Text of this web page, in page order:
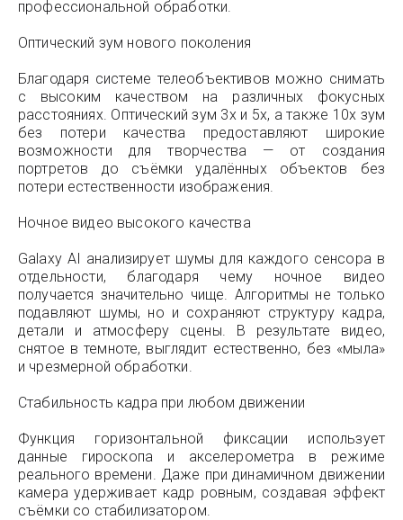
профессиональной обработки.
Оптический зум нового поколения
Благодаря системе телеобъективов можно снимать
с высоким качеством на различных фокусных
расстояниях. Оптический зум 3x и 5x, а также 10x зум
без потери качества предоставляют широкие
возможности для творчества — от создания
портретов до съёмки удалённых объектов без
потери естественности изображения.
Ночное видео высокого качества
Galaxy AI анализирует шумы для каждого сенсора в
отдельности, благодаря чему ночное видео
получается значительно чище. Алгоритмы не только
подавляют шумы, но и сохраняют структуру кадра,
детали и атмосферу сцены. В результате видео,
снятое в темноте, выглядит естественно, без «мыла»
и чрезмерной обработки.
Стабильность кадра при любом движении
Функция горизонтальной фиксации использует
данные гироскопа и акселерометра в режиме
реального времени. Даже при динамичном движении
камера удерживает кадр ровным, создавая эффект
съёмки со стабилизатором.